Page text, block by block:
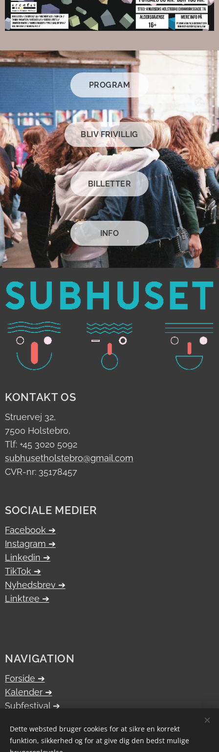
PROGRAM
BLIV FRIVILLIG
BILLETTER
INFO
KONTAKT OS
Struervej 32,
7500 Holstebro,
Tlf: +45 3020 5092
subhusetholstebro@gmail.com
CVR-nr: 35178457
SOCIALE MEDIER
Facebook ➔
Instagram ➔
Linkedin ➔
TikTok ➔
Nyhedsbrev ➔
Linktr.ee ➔
NAVIGATION
Forside ➔
Kalender ➔
Subfestival➔
Om os➔
Kontakt ➔
Dette websted bruger cookies for at sikre en korrekt
funktion, sikkerhed og for at give dig den bedst mulige